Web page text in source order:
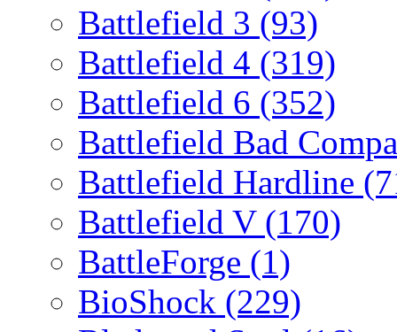
Battlefield 3 (93)
Battlefield 4 (319)
Battlefield 6 (352)
Battlefield Bad
Battlefield Hardline
Battlefield V (170)
BattleForge (1)
BioShock (229)